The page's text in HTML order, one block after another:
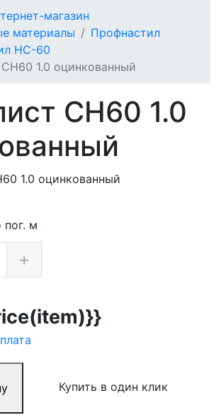
магазин
материалы
Профнастил
НС-60
1.0 оцинкованный
СН60 1.0
пог. м
+
Купить в один клик